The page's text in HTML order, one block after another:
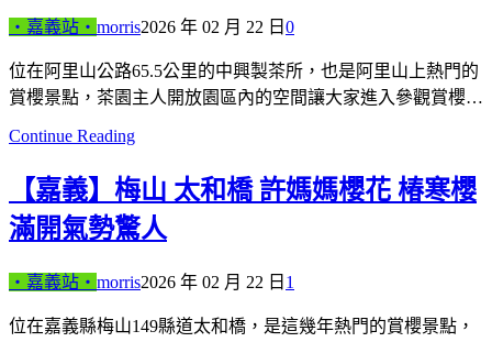
‧嘉義站‧ morris2026 年 02 月 22 日 0
位在阿里山公路65.5公里的中興製茶所，也是阿里山上熱門的
賞櫻景點，茶園主人開放園區內的空間讓大家進入參觀賞櫻…
Continue Reading
【嘉義】梅山 太和橋 許媽媽櫻花 椿寒櫻
滿開氣勢驚人
‧嘉義站‧ morris2026 年 02 月 22 日 1
位在嘉義縣梅山149縣道太和橋，是這幾年熱門的賞櫻景點，